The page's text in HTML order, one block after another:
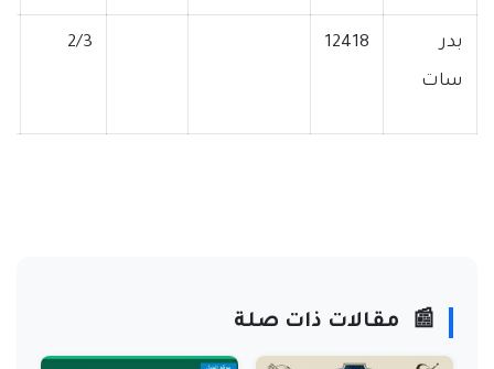
بدر
سات
12418
2/3
📰 مقالات ذات صلة